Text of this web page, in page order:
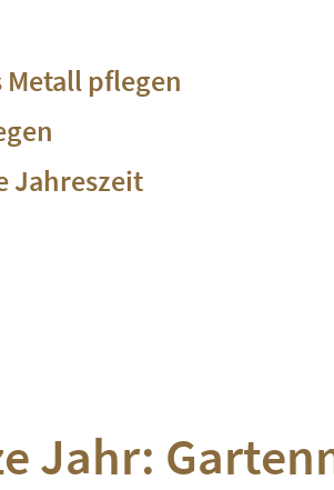
Metall pflegen
Jahreszeit
Jahr: